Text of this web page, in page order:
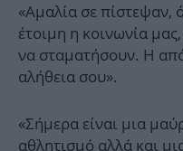
«Αμαλία σε πίστεψαν,
έτοιμη η κοινωνία
να σταματήσουν. Η
αλήθεια σου».
«Σήμερα είναι μια
αθλητισμό αλλά και